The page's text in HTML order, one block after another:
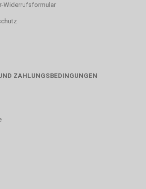
Widerrufsformular
ZAHLUNGSBEDINGUNGEN